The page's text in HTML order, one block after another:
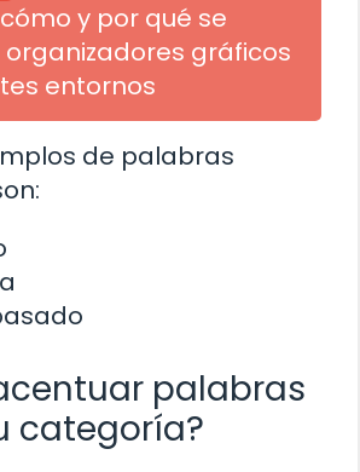
y por qué se
organizadores gráficos
entornos
de palabras
palabras
categoría?